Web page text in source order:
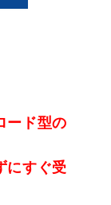
ード型の
にすぐ受